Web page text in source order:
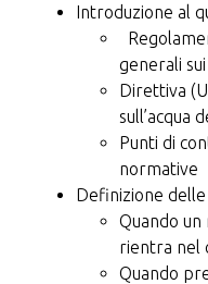
Introduzione al
generali
Direttiva
sull’acqua
Punti di
normative
Definizione
Quando
rientra nel
Quando